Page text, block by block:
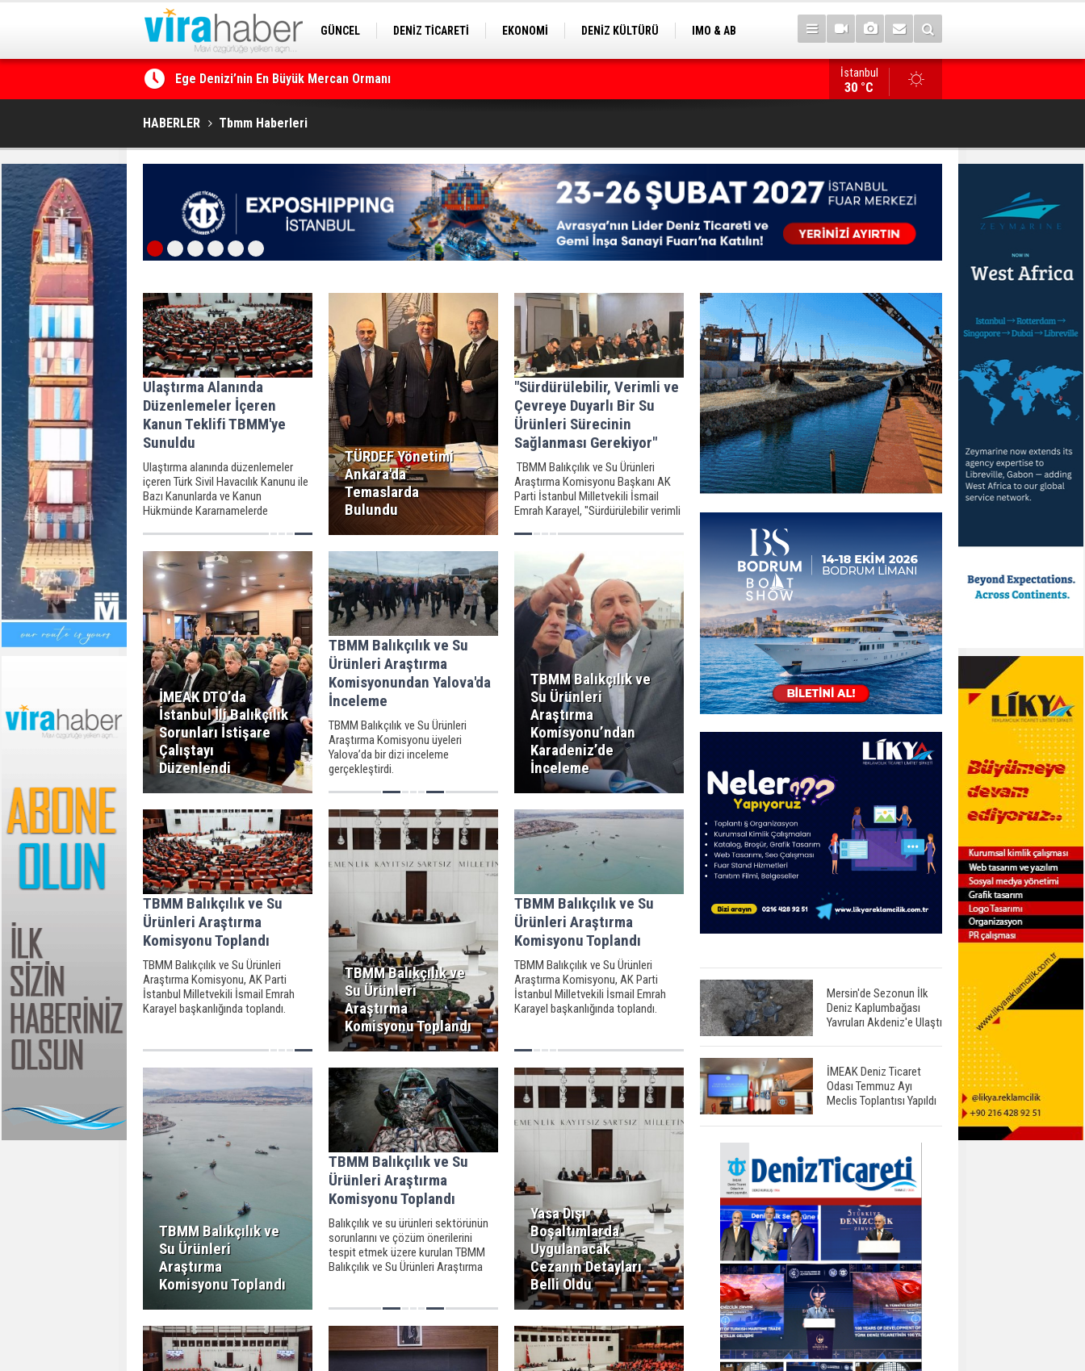
GÜNCEL DENİZ TİCARETİ EKONOMİ DENİZ KÜLTÜRÜ
IMO & AB
14. TAYK – Eker Olympos Regatta için geri sayım başladı Rotamız TEKNOFEST Mavi Vatan
İstanbul
30 °C
HABERLER Tbmm Haberleri
Ulaştırma Alanında
Düzenlemeler İçeren
Kanun Teklifi TBMM'ye
Sunuldu
Ulaştırma alanında düzenlemeler
içeren Türk Sivil Havacılık Kanunu ile
Bazı Kanunlarda ve Kanun
Hükmünde Kararnamelerde
Teklifi, TBMM Başkanlığına sunuldu.
TÜRDEF Yönetimi
Ankara'da
Temaslarda
Bulundu
"Sürdürülebilir, Verimli ve
Çevreye Duyarlı Bir Su
Ürünleri Sürecinin
Sağlanması Gerekiyor"
TBMM Balıkçılık ve Su Ürünleri
Araştırma Komisyonu Başkanı AK
Parti İstanbul Milletvekili İsmail
Emrah Karayel, "Sürdürülebilir verimli
sürecinin sağlanması gerekiyor"
İMEAK DTO’da
İstanbul İli Balıkçılık
Sorunları İstişare
Çalıştayı
Düzenlendi
TBMM Balıkçılık ve Su
Ürünleri Araştırma
Komisyonundan Yalova'da
İnceleme
TBMM Balıkçılık ve Su Ürünleri
Araştırma Komisyonu üyeleri
Yalova’da bir dizi inceleme
gerçekleştirdi.
TBMM Balıkçılık ve
Su Ürünleri
Araştırma
Komisyonu’ndan
Karadeniz’de
İnceleme
TBMM Balıkçılık ve Su
Ürünleri Araştırma
Komisyonu Toplandı
TBMM Balıkçılık ve Su Ürünleri
Araştırma Komisyonu, AK Parti
İstanbul Milletvekili İsmail Emrah
Karayel başkanlığında toplandı.
TBMM Balıkçılık ve
Su Ürünleri
Araştırma
Komisyonu Toplandı
TBMM Balıkçılık ve Su
Ürünleri Araştırma
Komisyonu Toplandı
TBMM Balıkçılık ve Su Ürünleri
Araştırma Komisyonu, AK Parti
İstanbul Milletvekili İsmail Emrah
Karayel başkanlığında toplandı.
TBMM Balıkçılık ve
Su Ürünleri
Araştırma
Komisyonu Toplandı
TBMM Balıkçılık ve Su
Ürünleri Araştırma
Komisyonu Toplandı
Balıkçılık ve su ürünleri sektörünün
sorunlarını ve çözüm önerilerini
tespit etmek üzere kurulan TBMM
Balıkçılık ve Su Ürünleri Araştırma
başkanlığında toplandı.
Yasa Dışı
Boşaltımlarda
Uygulanacak
Cezanın Detayları
Belli Oldu
Mersin'de Sezonun İlk
Deniz Kaplumbağası
Yavruları Akdeniz'e Ulaştı
İMEAK Deniz Ticaret
Odası Temmuz Ayı
Meclis Toplantısı Yapıldı